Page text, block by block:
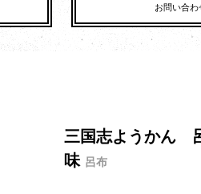
お問い合わ
三国志ようかん
味 呂布